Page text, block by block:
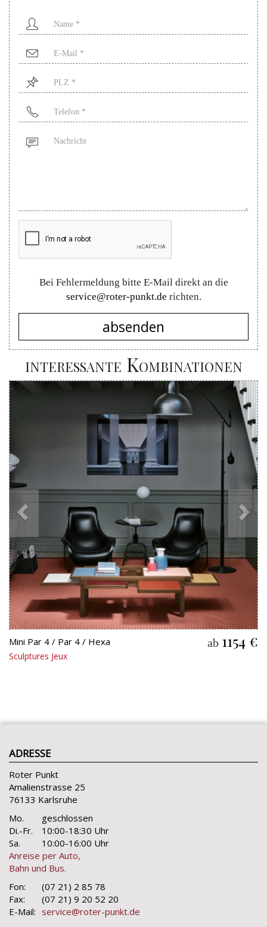
*
*
*
*
Bei Fehlermeldung bitte E-Mail direkt an die
service@roter-punkt.de richten.
absenden
interessante Kombinationen
Mini Par 4 / Par 4 / Hexa
Sculptures Jeux
ab 1154 €
ADRESSE
Roter Punkt
Amalienstrasse 25
76133 Karlsruhe
Mo.
geschlossen
Di.-Fr.
10:00-18:30 Uhr
Sa.
10:00-16:00 Uhr
Anreise per Auto,
Bahn und Bus.
Fon:
(07 21) 2 85 78
Fax:
(07 21) 9 20 52 20
E-Mail: service@roter-punkt.de